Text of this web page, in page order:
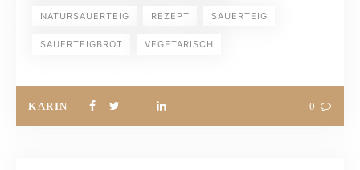
NATURSAUERTEIG REZEPT SAUERTEIG
SAUERTEIGBROT VEGETARISCH
KARIN 0